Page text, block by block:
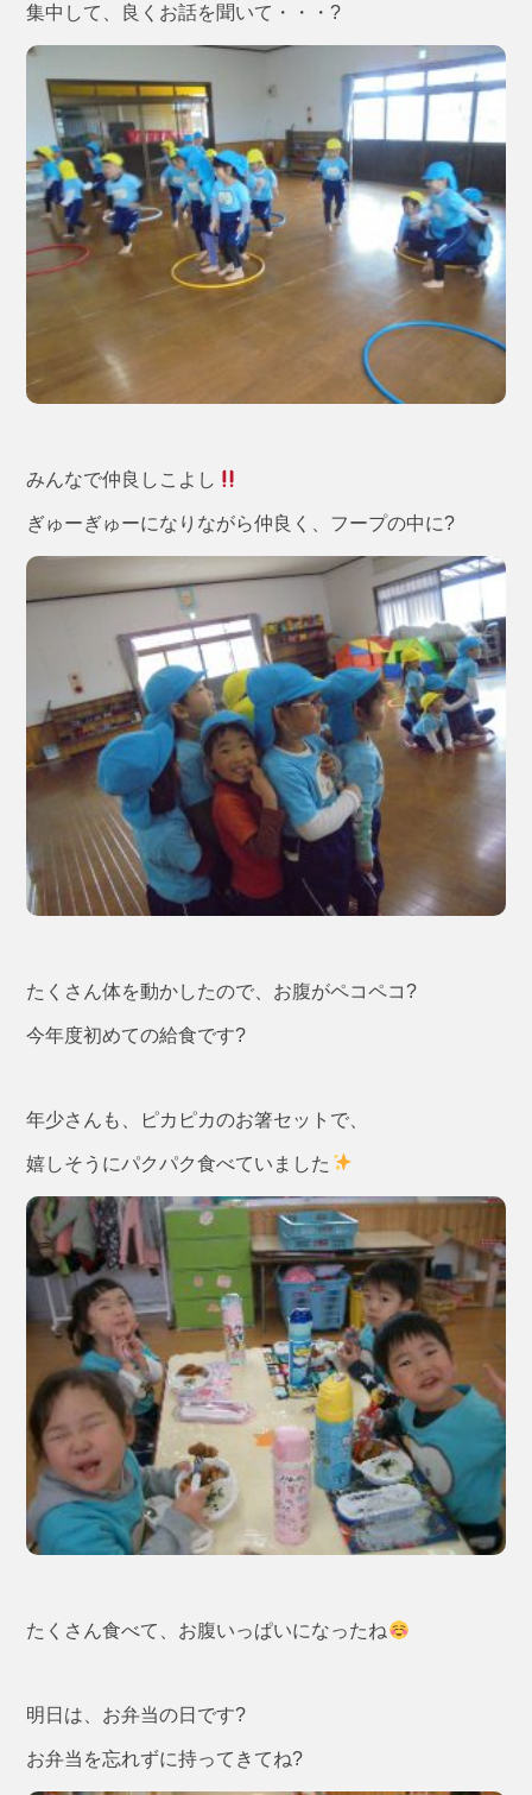
集中して、良くお話を聞いて・・・?
みんなで仲良しこよし
ぎゅーぎゅーになりながら仲良く、フープの中に?
たくさん体を動かしたので、お腹がペコペコ?
今年度初めての給食です?
年少さんも、ピカピカのお箸セットで、
嬉しそうにパクパク食べていました
たくさん食べて、お腹いっぱいになったね
明日は、お弁当の日です?
お弁当を忘れずに持ってきてね?